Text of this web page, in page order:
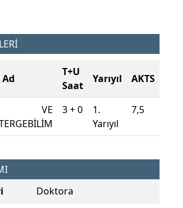
Ad
T+U
Saat
Yarıyıl AKTS
VE
3 + 0
1.
Yarıyıl
7,5
Doktora